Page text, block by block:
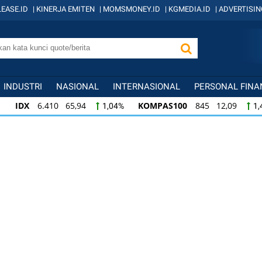
| KINERJA EMITEN | MOMSMONEY.ID | KGMEDIA.ID |
INDUSTRI NASIONAL INTERNASIONAL PERSONAL
IDX 6.410 65,94 1,04% KOMPAS100 845 12,09
KOMPAS100
845 12,09 1,45% LQ45 640 9,44